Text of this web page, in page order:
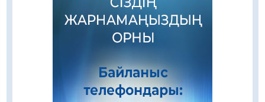
Даналықтың шырағданы, ой-сананың
Кенеге қарсы залалсыздандыру жұмыстары
жүргізілуде